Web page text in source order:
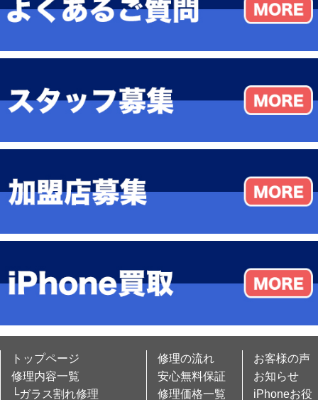
トップページ
修理内容一覧
└ガラス割れ修理
修理の流れ
安心無料保証
修理価格一覧
お客様の声
お知らせ
iPhoneお役